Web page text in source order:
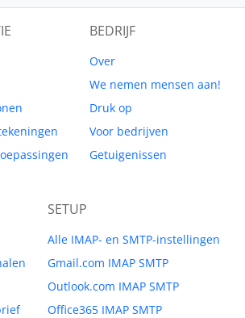
BEDRIJF
Over
We nemen mensen aan!
Druk op
Voor bedrijven
Getuigenissen
SETUP
Alle IMAP- en SMTP-instellingen
Gmail.com IMAP SMTP
Outlook.com IMAP SMTP
Office365 IMAP SMTP